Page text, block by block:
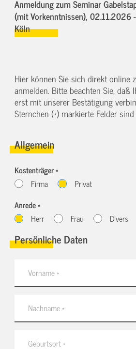
Anmeldung zum Seminar
(mit Vorkenntnissen), 02.11.2026
Köln
Hier können Sie sich direkt online
anmelden. Bitte beachten Sie, daß
erst mit unserer Bestätigung
Sternchen (*) markierte Felder
Allgemein
Kostenträger *
Firma
Privat
Anrede *
Herr
Frau Divers
Persönliche Daten